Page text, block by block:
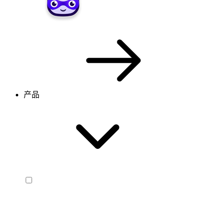
产品